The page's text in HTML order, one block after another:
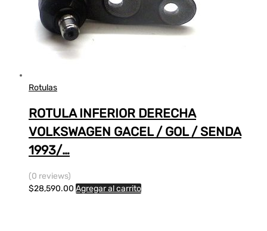
Rotulas
ROTULA INFERIOR DERECHA
VOLKSWAGEN GACEL / GOL / SENDA
1993/…
(0 reviews)
$28,590.00 Agregar al carrito